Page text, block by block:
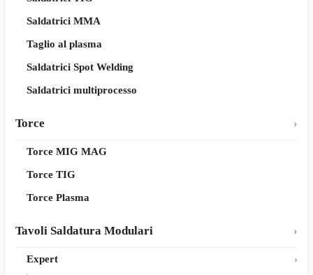
Saldatrici MMA
Taglio al plasma
Saldatrici Spot Welding
Saldatrici multiprocesso
Torce
Torce MIG MAG
Torce TIG
Torce Plasma
Tavoli Saldatura Modulari
Expert